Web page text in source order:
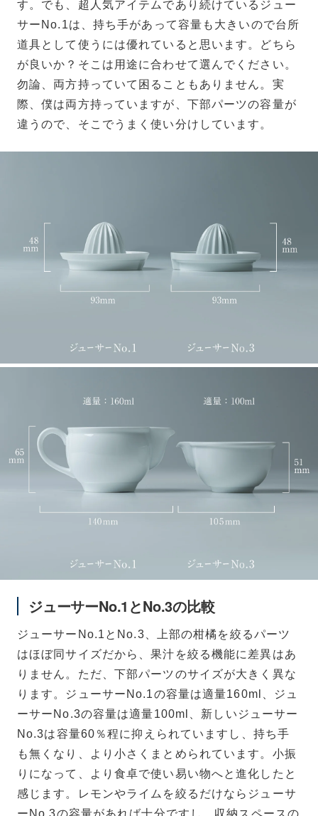
す。でも、超人気アイテムであり続けているジュー
サーNo.1は、持ち手があって容量も大きいので台所
道具として使うには優れていると思います。どちら
が良いか？そこは用途に合わせて選んでください。
勿論、両方持っていて困ることもありません。実
際、僕は両方持っていますが、下部パーツの容量が
違うので、そこでうまく使い分けしています。
ジューサーNo.1とNo.3の比較
ジューサーNo.1とNo.3、上部の柑橘を絞るパーツ
はほぼ同サイズだから、果汁を絞る機能に差異はあ
りません。ただ、下部パーツのサイズが大きく異な
ります。ジューサーNo.1の容量は適量160ml、ジュ
ーサーNo.3の容量は適量100ml、新しいジューサー
No.3は容量60％程に抑えられていますし、持ち手
も無くなり、より小さくまとめられています。小振
りになって、より食卓で使い易い物へと進化したと
感じます。レモンやライムを絞るだけならジューサ
ーNo.3の容量があれば十分ですし、収納スペースの